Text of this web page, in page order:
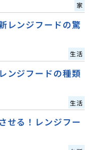
家
レンジフードの驚
生活
ンジフードの種類
生活
せる！レンジフー